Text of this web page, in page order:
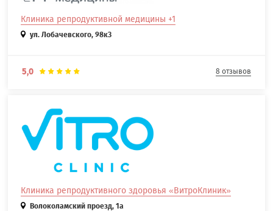
Клиника репродуктивной медицины +1
ул. Лобачевского, 98к3
5,0 8 отзывов
Клиника репродуктивного здоровья «ВитроКлиник»
Волоколамский проезд, 1а